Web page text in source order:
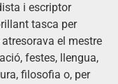
i escriptor
tasca per
el mestre
festes, llengua,
filosofia o, per